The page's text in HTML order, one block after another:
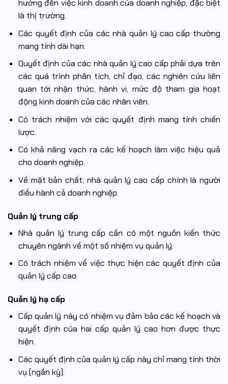
hưởng đến việc kinh doanh của doanh nghiệp, đặc biệt
là thị trường.
Các quyết định của các nhà quản lý cao cấp thường
mang tính dài hạn.
Quyết định của các nhà quản lý cao cấp phải dựa trên
các quá trình phân tích, chỉ đạo, các nghiên cứu liên
quan tới nhận thức, hành vi, mức độ tham gia hoạt
động kinh doanh của các nhân viên.
Có trách nhiệm với các quyết định mang tính chiến
lược.
Có khả năng vạch ra các kế hoạch làm việc hiệu quả
cho doanh nghiệp.
Về mặt bản chất, nhà quản lý cao cấp chính là người
điều hành cả doanh nghiệp.
Quản lý trung cấp
Nhà quản lý trung cấp cần có một nguồn kiến thức
chuyên ngành về một số nhiệm vụ quản lý.
Có trách nhiệm về việc thực hiện các quyết định của
quản lý cấp cao.
Quản lý hạ cấp
Cấp quản lý này có nhiệm vụ đảm bảo các kế hoạch và
quyết định cúa hai cấp quản lý cao hơn được thực
hiện.
Các quyết định của quản lý cấp này chỉ mang tính thời
vụ (ngắn kỳ).